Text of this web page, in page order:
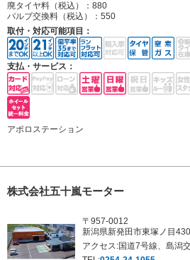
廃タイヤ料（税込）： 880
バルブ交換料（税込）： 550
取付・対応可能項目：
支払・サービス：
アポロステーション
株式会社五十嵐モーター
〒957-0012
新潟県新発田市東塚ノ目
アクセス:国道7号線、島潟